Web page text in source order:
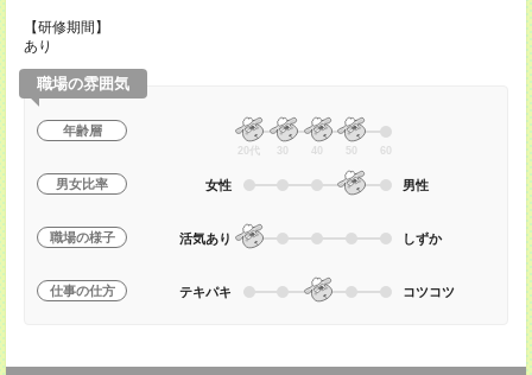
【研修期間】
あり
職場の雰囲気
年齢層
20代 30 40 50 60
男女比率 女性 男性
職場の様子 活気あり しずか
仕事の仕方 テキパキ コツコツ